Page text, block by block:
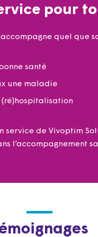
pour
quel que
santé
une maladie
(ré)hospitalisation
service de Vivoptim
l’accompagnement